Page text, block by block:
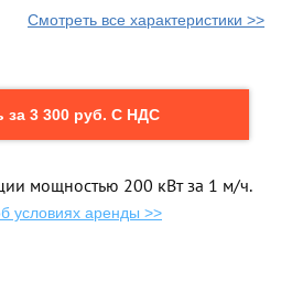
Смотреть все характеристики >>
за 3 300 руб. С НДС
мощностью 200 кВт за 1 м/ч.
условиях аренды >>